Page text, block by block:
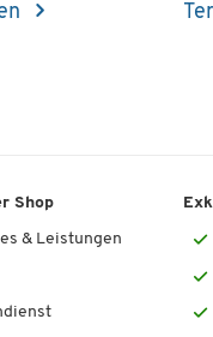
Shop
& Leistungen